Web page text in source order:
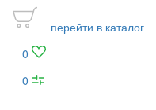
перейти в каталог
0
0